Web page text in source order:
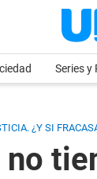
Series y
¿Y SI